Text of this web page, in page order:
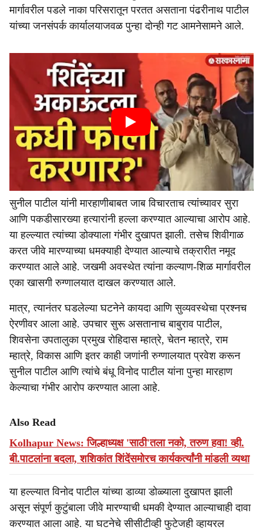
मार्गावरील पडले नाका परिसरातून परतत असताना पंढरीनाथ पाटील
यांच्या जनसंपर्क कार्यालयाजवळ पुन्हा दोन्ही गट आमनेसामने आले.
सुनील पाटील यांनी मारहाणीबाबत जाब विचारताच त्यांच्यावर सुरा
आणि पकडीसारख्या हत्यारांनी हल्ला करण्यात आल्याचा आरोप आहे.
या हल्ल्यात त्यांच्या डोक्याला गंभीर दुखापत झाली. तसेच शिवीगाळ
करत जीवे मारण्याच्या धमक्याही देण्यात आल्याचे तक्रारीत नमूद
करण्यात आले आहे. जखमी अवस्थेत त्यांना कल्याण-शिळ मार्गावरील
एका खासगी रुग्णालयात दाखल करण्यात आले.
मात्र, त्यानंतर घडलेल्या घटनेने कायदा आणि सुव्यवस्थेचा प्रश्नच
ऐरणीवर आला आहे. उपचार सुरू असतानाच बाबुराव पाटील,
शिवसेना उपतालुका प्रमुख रोहिदास म्हात्रे, चेतन म्हात्रे, राम
म्हात्रे, विकास आणि इतर काही जणांनी रुग्णालयात प्रवेश करून
सुनील पाटील आणि त्यांचे बंधू विनोद पाटील यांना पुन्हा मारहाण
केल्याचा गंभीर आरोप करण्यात आला आहे.
Also Read
Kolhapur News: जिल्हाध्यक्ष 'साठी'तला नको, तरुण हवा! व्ही.
बी.पाटलांना बदला, शशिकांत शिंदेंसमोरच कार्यकर्त्यांनी मांडली व्यथा
या हल्ल्यात विनोद पाटील यांच्या डाव्या डोळ्याला दुखापत झाली
असून संपूर्ण कुटुंबाला जीवे मारण्याची धमकी देण्यात आल्याचाही दावा
करण्यात आला आहे. या घटनेचे सीसीटीव्ही फुटेजही व्हायरल